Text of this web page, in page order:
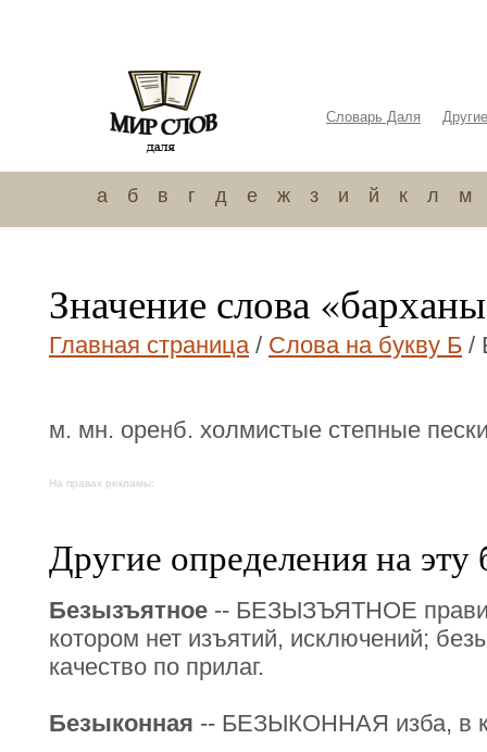
Словарь Даля
а б в г д е ж з и й к л м
Значение слова
Главная страница/ Слова на букву Б /
м. мн. оренб. холмистые степные
На правах рекламы:
Другие определения на эту
Безызъятное -- БЕЗЫЗЪЯТНОЕ
котором нет изъятий, исключений;
качество по прилаг.
Безыконная -- БЕЗЫКОННАЯ изба, в